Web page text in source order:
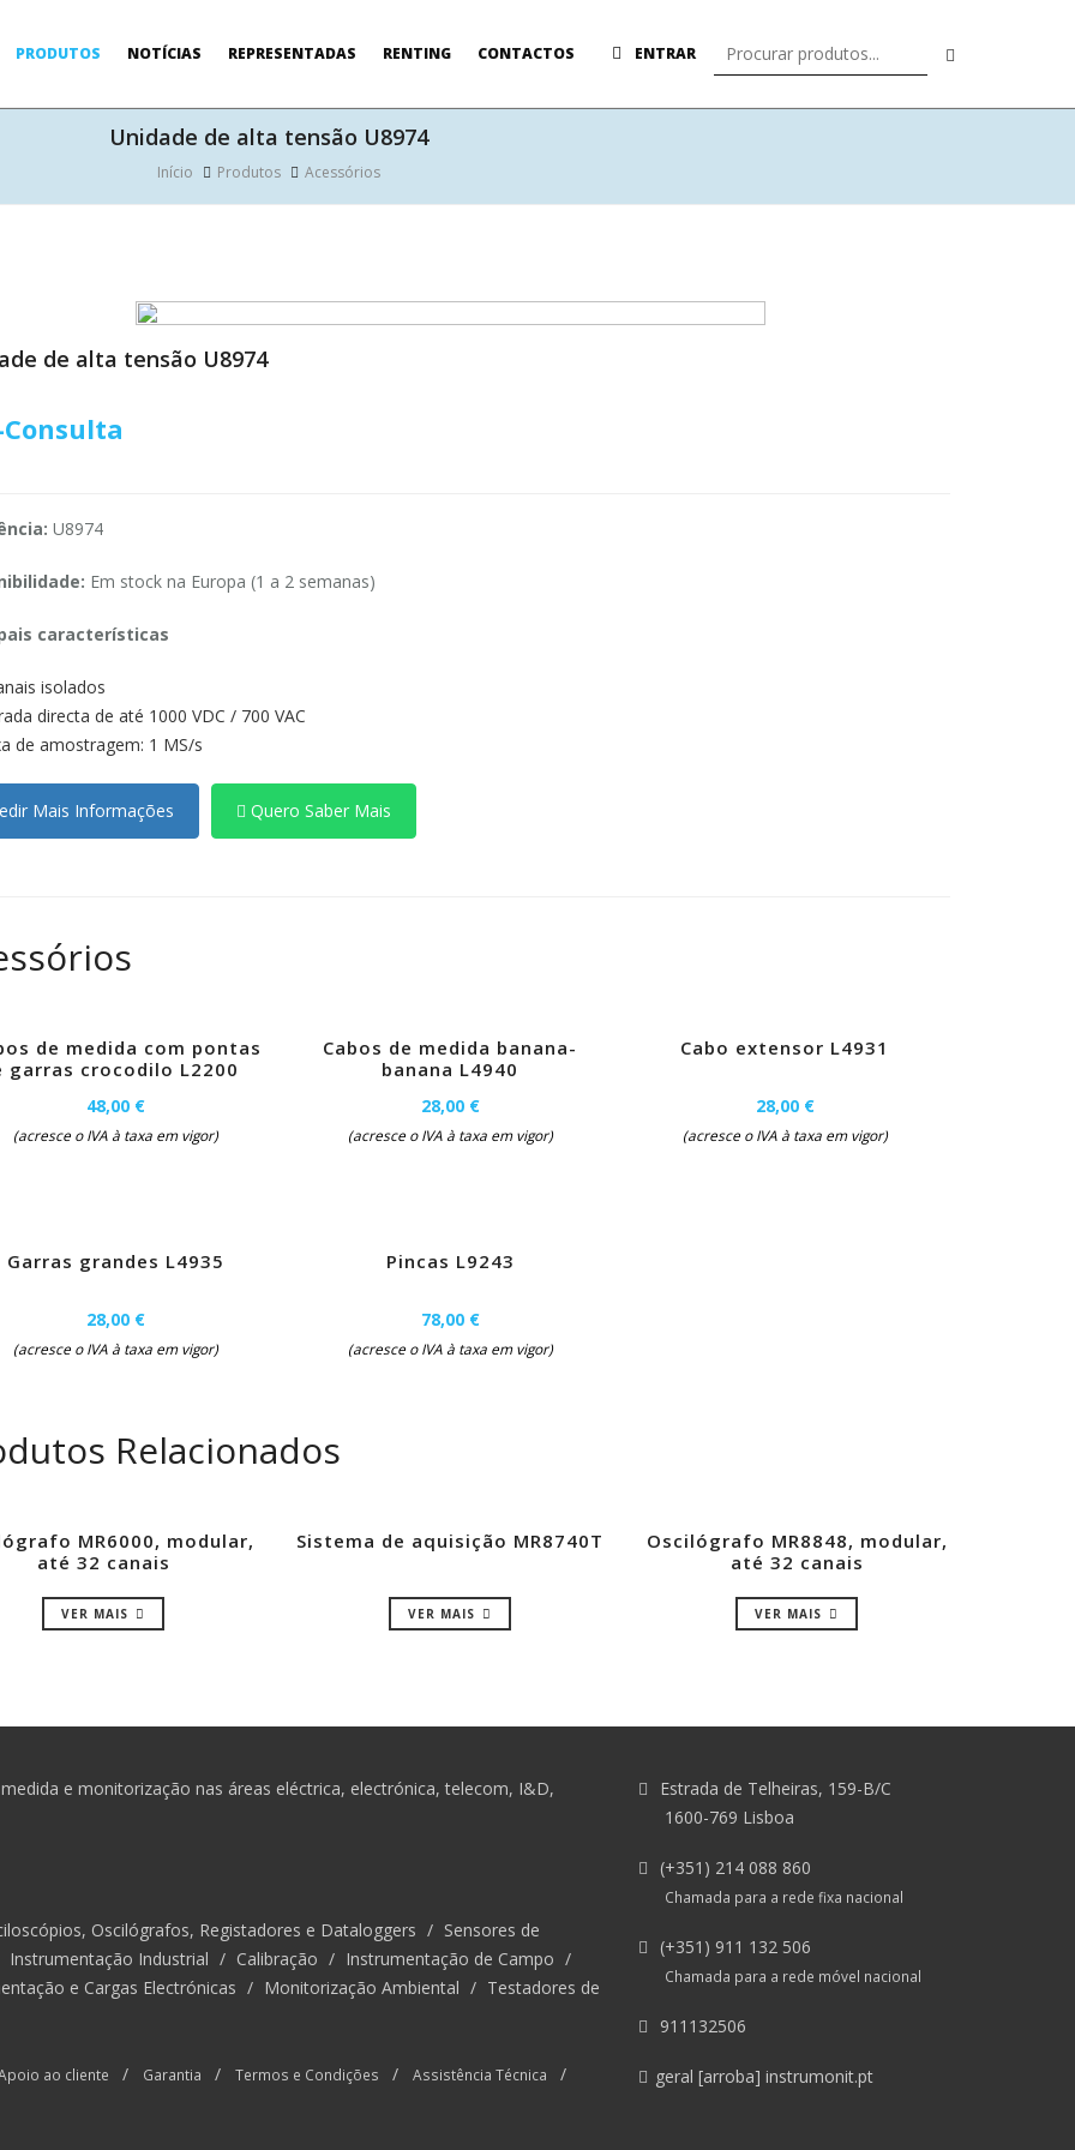
PRODUTOS NOTÍCIAS REPRESENTADAS RENTING CONTACTOS ENTRAR
Unidade de alta tensão U8974
Início Produtos Acessórios
de alta tensão U8974
Consulta
U8974
Em stock na Europa (1 a 2 semanas)
características
isolados
directa de até 1000 VDC / 700 VAC
de amostragem: 1 MS/s
Mais Informações Quero Saber Mais
de medida com pontas
garras crocodilo L2200
48,00 €
(acresce o IVA à taxa em vigor)
Cabos de medida banana-
banana L4940
28,00 €
(acresce o IVA à taxa em vigor)
Cabo extensor L4931
28,00 €
(acresce o IVA à taxa em vigor)
Garras grandes L4935
28,00 €
(acresce o IVA à taxa em vigor)
Pincas L9243
78,00 €
(acresce o IVA à taxa em vigor)
Relacionados
MR6000, modular,
até 32 canais
VER MAIS
Sistema de aquisição MR8740T
VER MAIS
Oscilógrafo MR8848, modular,
até 32 canais
VER MAIS
e monitorização nas áreas eléctrica, electrónica, telecom, I&D,
Oscilógrafos, Registadores e Dataloggers / Sensores de
Instrumentação Industrial / Calibração / Instrumentação de Campo /
e Cargas Electrónicas / Monitorização Ambiental / Testadores de
ao cliente / Garantia / Termos e Condições / Assistência Técnica /
Estrada de Telheiras, 159-B/C
1600-769 Lisboa
(+351) 214 088 860
Chamada para a rede fixa nacional
(+351) 911 132 506
Chamada para a rede móvel nacional
911132506
geral [arroba] instrumonit.pt